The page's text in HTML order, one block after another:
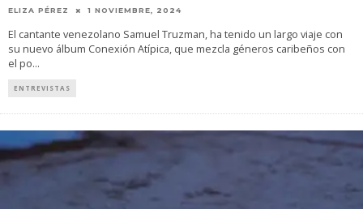
ELIZA PÉREZ 1 NOVIEMBRE, 2024
El cantante venezolano Samuel Truzman, ha tenido un largo viaje con
su nuevo álbum Conexión Atípica, que mezcla géneros caribeños con
el po...
ENTREVISTAS